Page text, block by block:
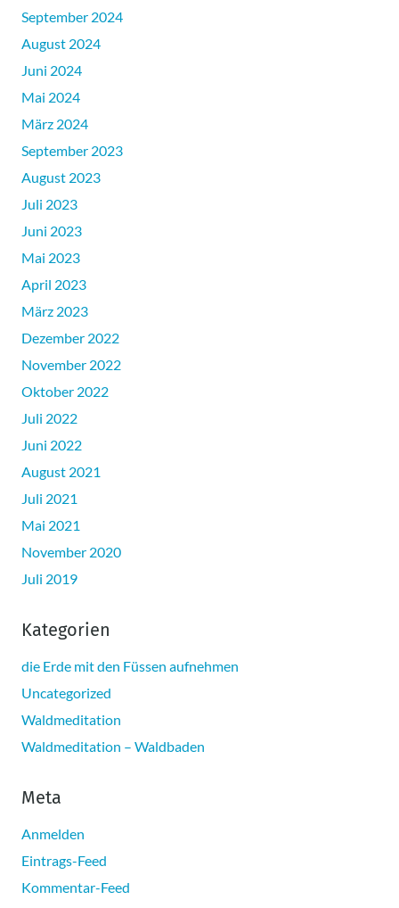
September 2024
August 2024
Juni 2024
Mai 2024
März 2024
September 2023
August 2023
Juli 2023
Juni 2023
Mai 2023
April 2023
März 2023
Dezember 2022
November 2022
Oktober 2022
Juli 2022
Juni 2022
August 2021
Juli 2021
Mai 2021
November 2020
Juli 2019
Kategorien
die Erde mit den Füssen aufnehmen
Uncategorized
Waldmeditation
Waldmeditation – Waldbaden
Meta
Anmelden
Eintrags-Feed
Kommentar-Feed